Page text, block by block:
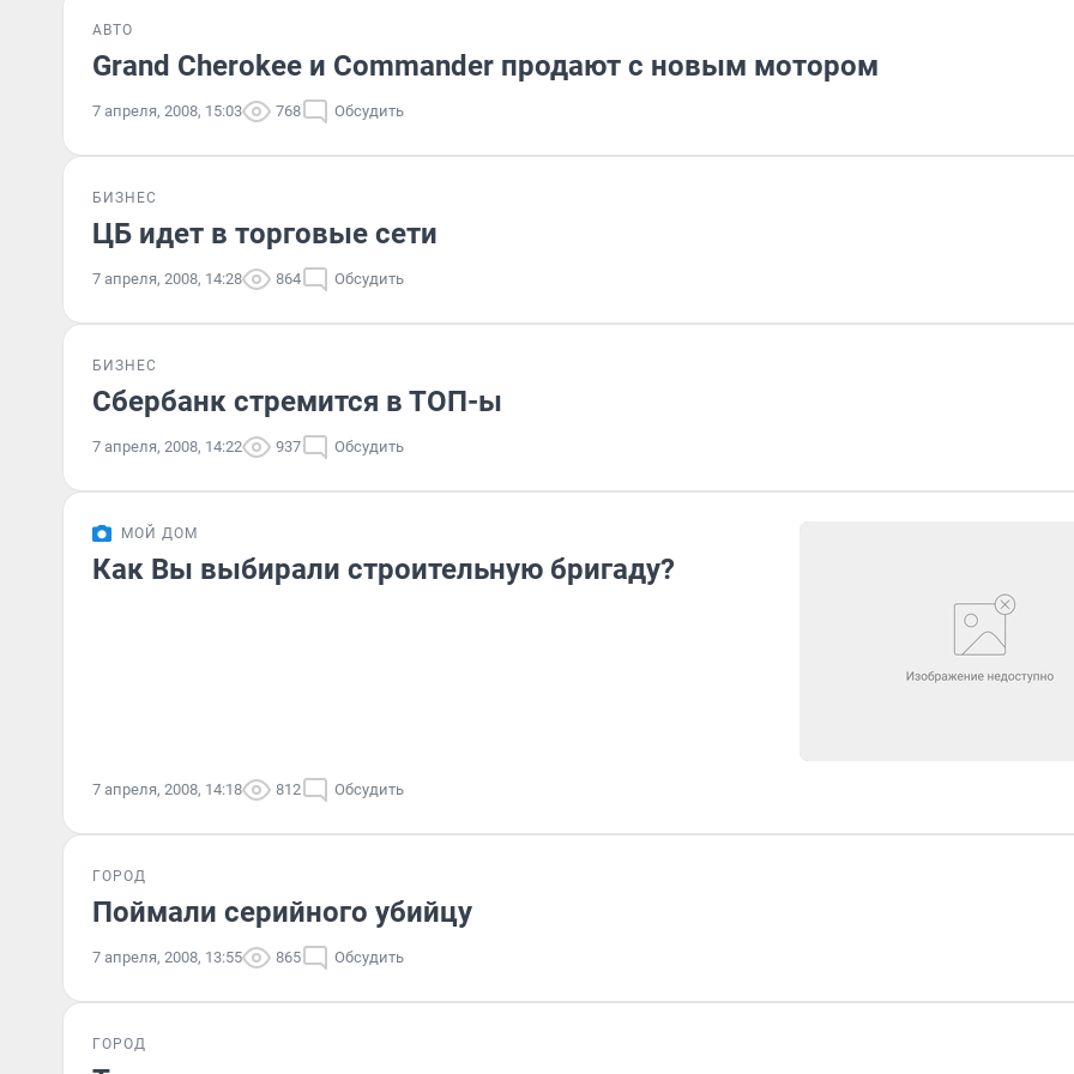
АВТО
Grand Cherokee и Commander продают с новым мотором
7 апреля, 2008, 15:03 768 Обсудить
БИЗНЕС
ЦБ идет в торговые сети
7 апреля, 2008, 14:28 864 Обсудить
БИЗНЕС
Сбербанк стремится в ТОП-ы
7 апреля, 2008, 14:22 937 Обсудить
МОЙ ДОМ
Как Вы выбирали строительную бригаду?
7 апреля, 2008, 14:18 812 Обсудить
ГОРОД
Поймали серийного убийцу
7 апреля, 2008, 13:55 865 Обсудить
ГОРОД